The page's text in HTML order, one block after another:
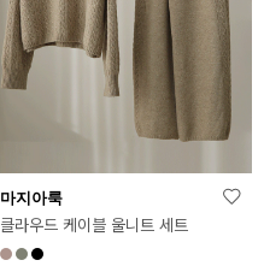
마지아룩
클라우드 케이블 울니트 세트